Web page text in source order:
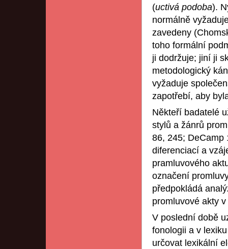
(uctivá podoba).
normálně
zavedeny
toho formální
ji dodržuje; jiní ji
metodologický
vyžaduje
zapotřebí, aby
Někteří badatelé
stylů a žánrů
86, 245; DeCamp
diferenciací a
pramluvového
označení
předpokládá
promluvové akty
V poslední době
fonologii a v
určovat lexikální